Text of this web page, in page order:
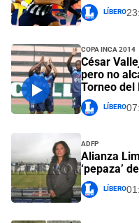
Líbero
Copa Inca 2014
César
pero no
Torneo del
Líbero
ADFP
Alianza
‘pepaza’
Líbero